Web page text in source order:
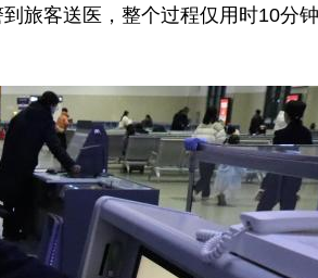
旅客送医，整个过程仅用时10分